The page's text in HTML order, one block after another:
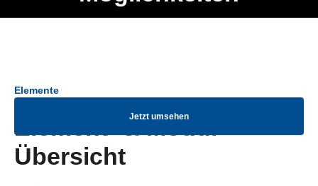
Jetzt umsehen
Elemente
Element- & Modul-
Übersicht